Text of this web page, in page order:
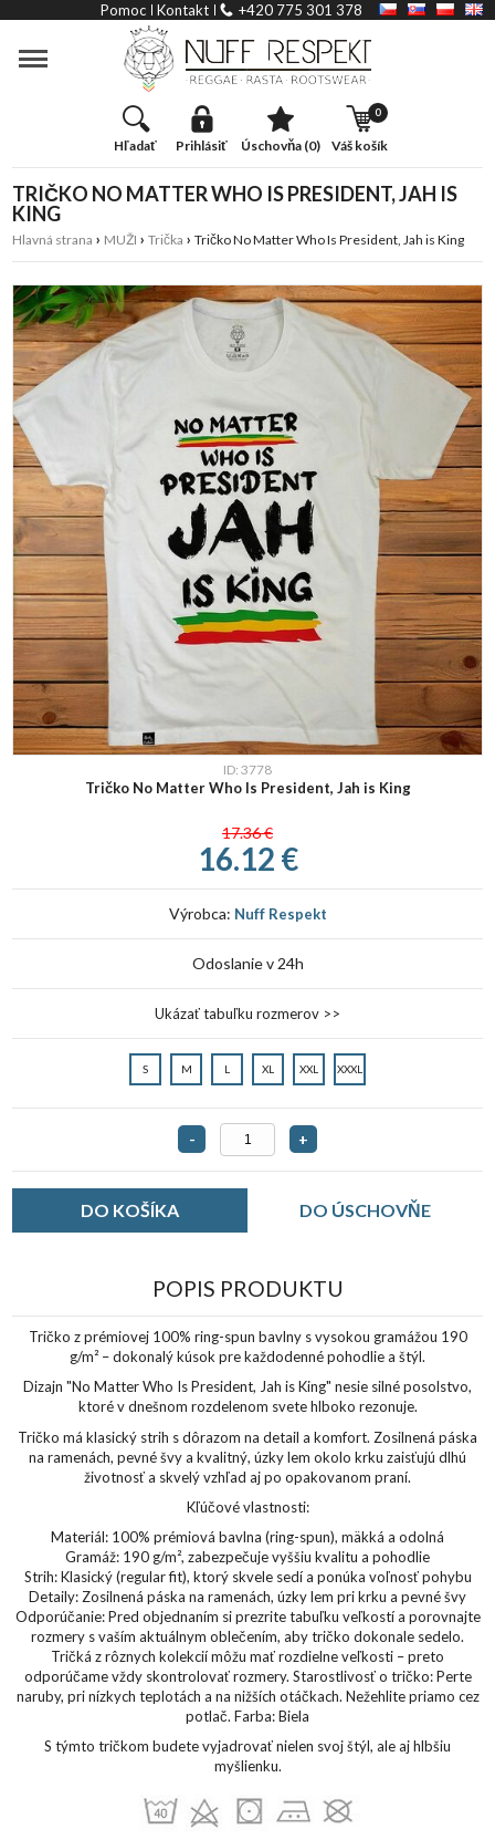
Pomoc Kontakt +420 775 301 378
hľadať prihlásiť úschovňa (0) váš košík
0
TRIČKO NO MATTER WHO IS PRESIDENT, JAH IS
KING
Hlavná strana › MUŽI › Trička › Tričko No Matter Who Is President, Jah is King
ID: 3778
Tričko No Matter Who Is President, Jah is King
17.36 €
16.12 €
Výrobca: Nuff Respekt
Odoslanie v 24h
Ukázať tabuľku rozmerov >>
S M L XL XXL XXXL
- +
DO ÚSCHOVŇE
POPIS PRODUKTU
Tričko z prémiovej 100% ring-spun bavlny s vysokou gramážou 190
g/m² – dokonalý kúsok pre každodenné pohodlie a štýl.
Dizajn "No Matter Who Is President, Jah is King" nesie silné posolstvo,
ktoré v dnešnom rozdelenom svete hlboko rezonuje.
Tričko má klasický strih s dôrazom na detail a komfort. Zosilnená páska
na ramenách, pevné švy a kvalitný, úzky lem okolo krku zaisťujú dlhú
životnosť a skvelý vzhľad aj po opakovanom praní.
Kľúčové vlastnosti:
Materiál: 100% prémiová bavlna (ring-spun), mäkká a odolná
Gramáž: 190 g/m², zabezpečuje vyššiu kvalitu a pohodlie
Strih: Klasický (regular fit), ktorý skvele sedí a ponúka voľnosť pohybu
Detaily: Zosilnená páska na ramenách, úzky lem pri krku a pevné švy
Odporúčanie: Pred objednaním si prezrite tabuľku veľkostí a porovnajte
rozmery s vaším aktuálnym oblečením, aby tričko dokonale sedelo.
Tričká z rôznych kolekcií môžu mať rozdielne veľkosti – preto
odporúčame vždy skontrolovať rozmery. Starostlivosť o tričko: Perte
naruby, pri nízkych teplotách a na nižších otáčkach. Nežehlite priamo cez
potlač. Farba: Biela
S týmto tričkom budete vyjadrovať nielen svoj štýl, ale aj hlbšiu
myšlienku.